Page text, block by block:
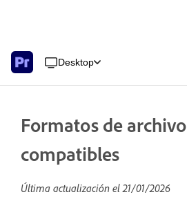
Desktop
Formatos de archivo
compatibles
Última actualización el21/01/2026